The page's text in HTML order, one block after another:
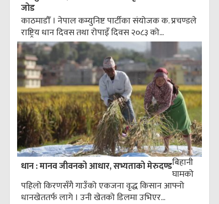
जोड
काठमाडौँ । नेपाल कम्युनिष्ट पार्टीका संयोजक क. प्रचण्डले
राष्ट्रिय धान दिवस तथा रोपाइँ दिवस २०८३ को...
धान : मानव जीवनको आधार, सभ्यताको मेरुदण्डबिहानी
घामको
पहिलो किरणसँगै गाउँको एकजना वृद्ध किसान आफ्नो
धानखेततर्फ लागे । उनी खेतको डिलमा उभिएर...